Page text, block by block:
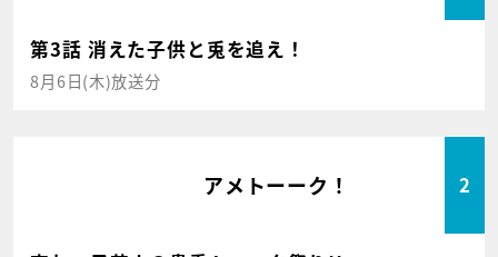
第3話 消えた子供と兎を追え！
8月6日(木)放送分
アメトーーク！ 2